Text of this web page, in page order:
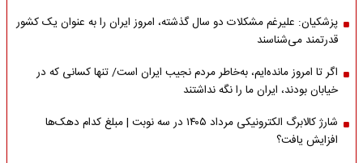
پزشکیان: علیرغم مشکلات دو سال گذشته، امروز ایران را به عنوان یک کشور
قدرتمند می‌شناسند
اگر تا امروز مانده‌ایم، به‌خاطر مردم نجیب ایران است/ تنها کسانی که در
خیابان بودند، ایران ما را نگه نداشتند
شارژ کالابرگ الکترونیکی مرداد ۱۴۰۵ در سه نوبت | مبلغ کدام دهک‌ها
افزایش یافت؟